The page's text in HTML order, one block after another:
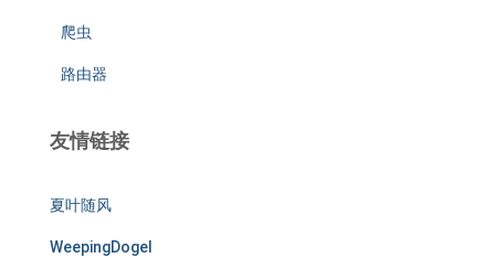
爬虫
路由器
友情链接
夏叶随风
WeepingDogel